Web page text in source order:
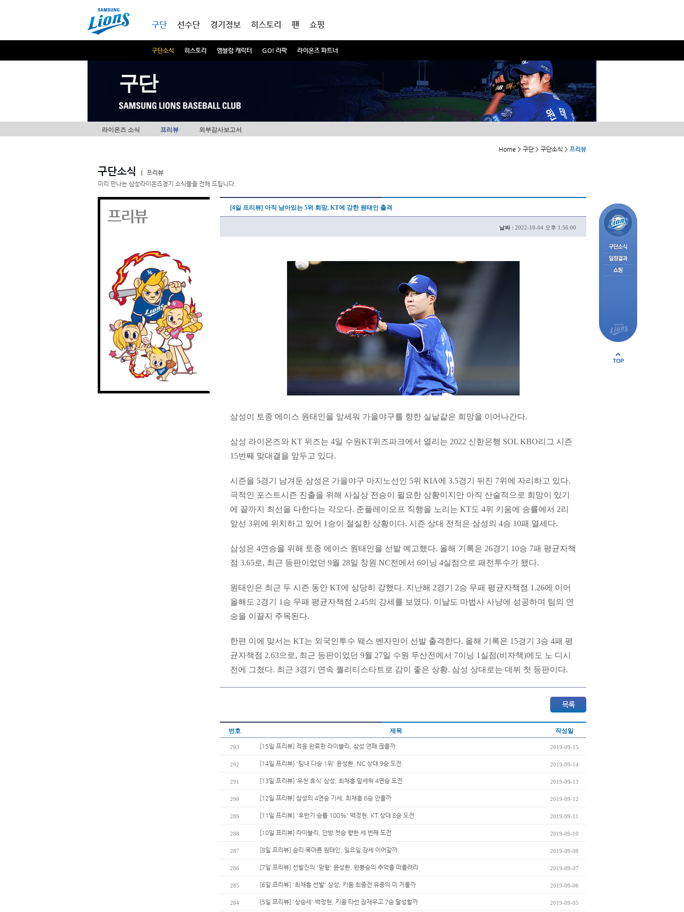
구단
구단소식 히스토리 엠블럼 캐릭터 GO! 라팍 라이온즈 파트너
선수단 경기정보 히스토리 팬 쇼핑
구단
라이온즈 소식 프리뷰 외부감사보고서
Home > 구단 > 구단소식 > 프리뷰
구단소식
프리뷰
미리 만나는 삼성라이온즈경기 소식들을 전해 드립니다.
프리뷰 [4일 프리뷰] 아직 남아있는 5위 희망, KT에 강한 원태인 출격
날짜 : 2022-10-04 오후 1:56:00
삼성이 토종 에이스 원태인을 앞세워 가을야구를 향한 실낱같은 희망을 이어나간다.
삼성 라이온즈와 KT 위즈는 4일 수원KT위즈파크에서 열리는 2022 신한은행 SOL KBO리그 시즌
15번째 맞대결을 앞두고 있다.
시즌을 5경기 남겨둔 삼성은 가을야구 마지노선인 5위 KIA에 3.5경기 뒤진 7위에 자리하고 있다.
극적인 포스트시즌 진출을 위해 사실상 전승이 필요한 상황이지만 아직 산술적으로 희망이 있기
에 끝까지 최선을 다한다는 각오다. 준플레이오프 직행을 노리는 KT도 4위 키움에 승률에서 2리
앞선 3위에 위치하고 있어 1승이 절실한 상황이다. 시즌 상대 전적은 삼성의 4승 10패 열세다.
삼성은 4연승을 위해 토종 에이스 원태인을 선발 예고했다. 올해 기록은 26경기 10승 7패 평균자책
점 3.65로, 최근 등판이었던 9월 28일 창원 NC전에서 6이닝 4실점으로 패전투수가 됐다.
원태인은 최근 두 시즌 동안 KT에 상당히 강했다. 지난해 2경기 2승 무패 평균자책점 1.26에 이어
올해도 2경기 1승 무패 평균자책점 2.45의 강세를 보였다. 이날도 마법사 사냥에 성공하며 팀의 연
승을 이끌지 주목된다.
한편 이에 맞서는 KT는 외국인투수 웨스 벤자민이 선발 출격한다. 올해 기록은 15경기 3승 4패 평
균자책점 2.63으로, 최근 등판이었던 9월 27일 수원 두산전에서 7이닝 1실점(비자책)에도 노 디시
전에 그쳤다. 최근 3경기 연속 퀄리티스타트로 감이 좋은 상황. 삼성 상대로는 데뷔 첫 등판이다.
번호 제목 작성일
293 [15일 프리뷰] 적응 완료한 라이블리, 삼성 연패 끊을까 2019-09-15
292 [14일 프리뷰] '팀내 다승 1위' 윤성환, NC 상대 9승 도전 2019-09-14
291 [13일 프리뷰] ‘우천 휴식’ 삼성, 최채흥 앞세워 4연승 도전 2019-09-13
290 [12일 프리뷰] 삼성의 4연승 기세, 최채흥 6승 안을까 2019-09-12
289 [11일 프리뷰] '후반기 승률 100%' 백정현, KT 상대 8승 도전 2019-09-11
288 [10일 프리뷰] 라이블리, 안방 첫승 향한 세 번째 도전 2019-09-10
287 [8일 프리뷰] 승리 목마른 원태인, 일요일 강세 이어갈까 2019-09-08
286 [7일 프리뷰] 선발진의 '맏형' 윤성환, 완봉승의 추억을 떠올려라 2019-09-07
285 [6일 프리뷰] '최채흥 선발' 삼성, 키움 최종전 유종의 미 거둘까 2019-09-06
284 [5일 프리뷰] '상승세' 백정현, 키움 타선 잠재우고 7승 달성할까 2019-09-05